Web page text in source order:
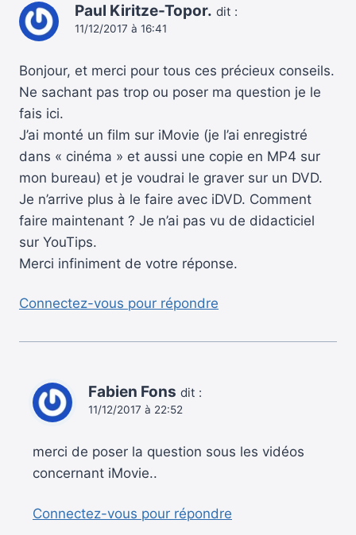
Paul Kiritze-Topor. dit :
11/12/2017 à 16:41
Bonjour, et merci pour tous ces précieux conseils.
Ne sachant pas trop ou poser ma question je le
fais ici.
J’ai monté un film sur iMovie (je l’ai enregistré
dans « cinéma » et aussi une copie en MP4 sur
mon bureau) et je voudrai le graver sur un DVD.
Je n’arrive plus à le faire avec iDVD. Comment
faire maintenant ? Je n’ai pas vu de didacticiel
sur YouTips.
Merci infiniment de votre réponse.
Connectez-vous pour répondre
Fabien Fons dit :
11/12/2017 à 22:52
merci de poser la question sous les vidéos
concernant iMovie..
Connectez-vous pour répondre